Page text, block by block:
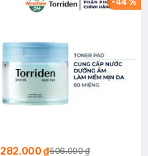
282.000 ₫506.000 ₫